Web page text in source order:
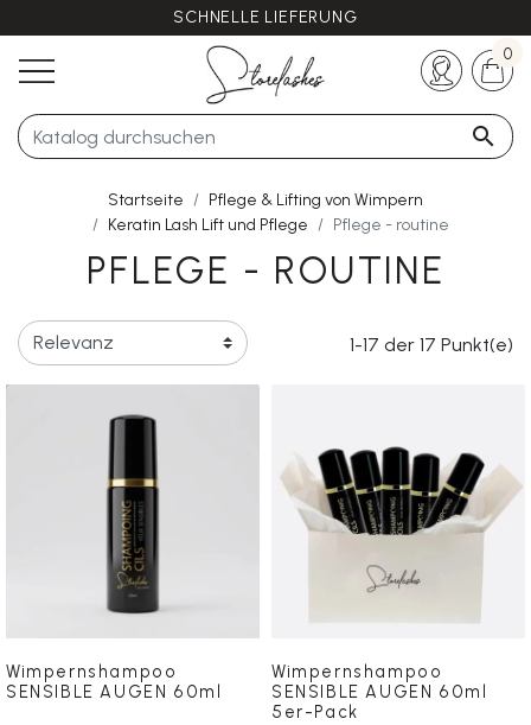
SCHNELLE LIEFERUNG
Haben Sie noch Fragen? +33 (0)5 57 21 62 94

0
Startseite
Pflege & Lifting von Wimpern
Keratin Lash Lift und Pflege
Pflege - routine
PFLEGE - ROUTINE
1-17 der 17 Punkt(e)
Wimpernshampoo
SENSIBLE AUGEN 60ml
Wimpernshampoo
SENSIBLE AUGEN 60ml
5er-Pack